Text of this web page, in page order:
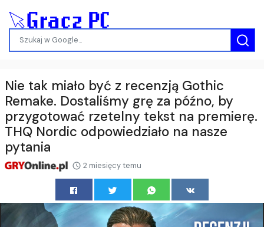
Nie tak miało być z recenzją Gothic
Remake. Dostaliśmy grę za późno, by
przygotować rzetelny tekst na premierę.
THQ Nordic odpowiedziało na nasze
pytania
2 miesięcy temu